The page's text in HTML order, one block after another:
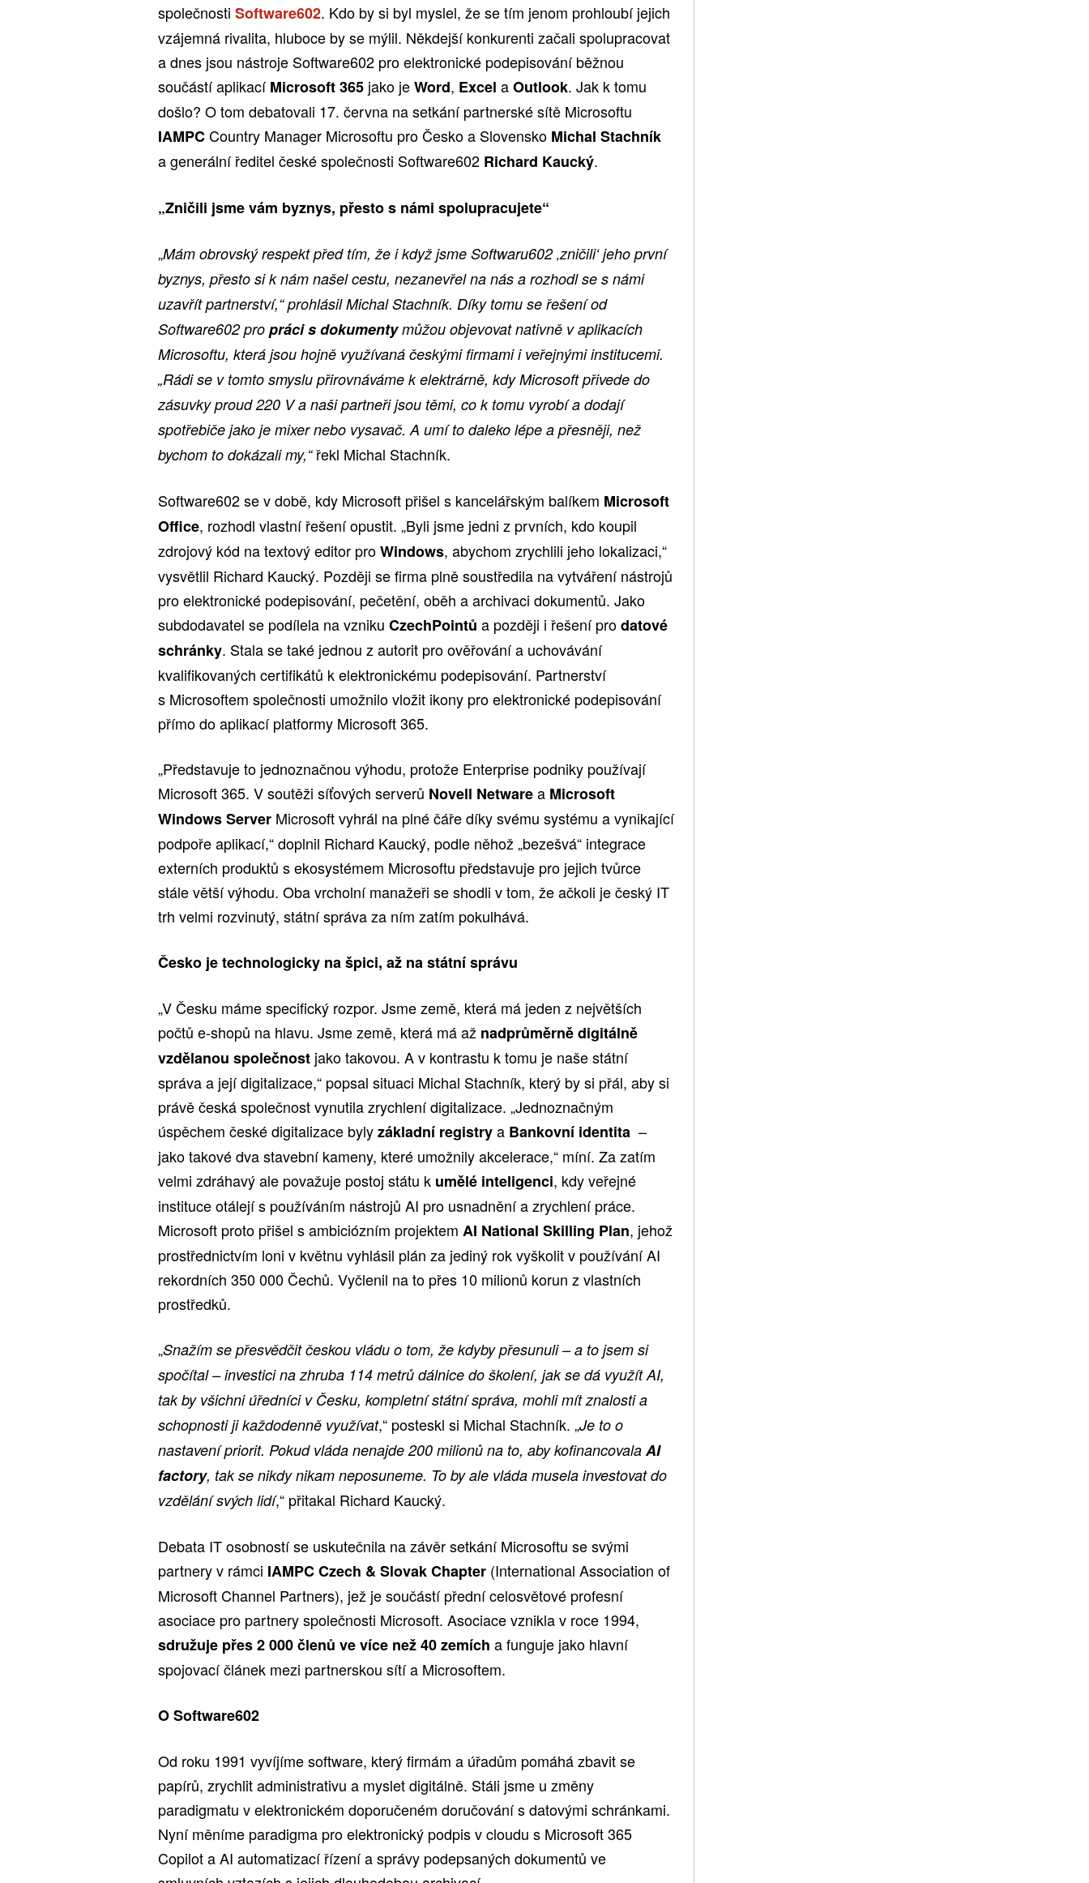
společnosti Software602. Kdo by si byl myslel, že se tím jenom prohloubí jejich
vzájemná rivalita, hluboce by se mýlil. Někdejší konkurenti začali spolupracovat
a dnes jsou nástroje Software602 pro elektronické podepisování běžnou
součástí aplikacíMicrosoft 365 jako jeWord, Excel aOutlook. Jak k tomu
došlo? O tom debatovali 17. června na setkání partnerské sítě Microsoftu
IAMPCCountry Manager Microsoftu pro Česko a Slovensko Michal Stachník
a generální ředitel české společnosti Software602 Richard Kaucký.
„Zničili jsme vám byznys, přesto s námi spolupracujete“
„Mám obrovský respekt před tím, že i když jsme Softwaru602 ‚zničili‘ jeho první
byznys, přesto si k nám našel cestu, nezanevřel na nás a rozhodl se s námi
uzavřít partnerství,“ prohlásil Michal Stachník. Díky tomu se řešení od
Software602 pro práci s dokumentymůžou objevovat nativně v aplikacích
Microsoftu, která jsou hojně využívaná českými firmami i veřejnými institucemi.
„Rádi se v tomto smyslu přirovnáváme k elektrárně, kdy Microsoft přivede do
zásuvky proud 220 V a naši partneři jsou těmi, co k tomu vyrobí a dodají
spotřebiče jako je mixer nebo vysavač. A umí to daleko lépe a přesněji, než
bychom to dokázali my,“řekl Michal Stachník.
Software602 se v době, kdy Microsoft přišel s kancelářským balíkem Microsoft
Office, rozhodl vlastní řešení opustit. „Byli jsme jedni z prvních, kdo koupil
zdrojový kód na textový editor proWindows, abychom zrychlili jeho lokalizaci,“
vysvětlil Richard Kaucký. Později se firma plně soustředila na vytváření nástrojů
pro elektronické podepisování, pečetění, oběh a archivaci dokumentů. Jako
subdodavatel se podílela na vzniku CzechPointů a později i řešení prodatové
schránky. Stala se také jednou z autorit pro ověřování a uchovávání
kvalifikovaných certifikátů k elektronickému podepisování. Partnerství
s Microsoftem společnosti umožnilo vložit ikony pro elektronické podepisování
přímo do aplikací platformy Microsoft 365.
„Představuje to jednoznačnou výhodu, protože Enterprise podniky používají
Microsoft 365. V soutěži síťových serverů Novell Netwarea Microsoft
Windows Server Microsoft vyhrál na plné čáře díky svému systému a vynikající
podpoře aplikací,“ doplnil Richard Kaucký, podle něhož „bezešvá“ integrace
externích produktů s ekosystémem Microsoftu představuje pro jejich tvůrce
stále větší výhodu. Oba vrcholní manažeři se shodli v tom, že ačkoli je český IT
trh velmi rozvinutý, státní správa za ním zatím pokulhává.
Česko je technologicky na špici, až na státní správu
„V Česku máme specifický rozpor. Jsme země, která má jeden z největších
počtů e-shopů na hlavu. Jsme země, která má až nadprůměrně digitálně
vzdělanou společnost jako takovou. A v kontrastu k tomu je naše státní
správa a její digitalizace,“ popsal situaci Michal Stachník, který by si přál, aby si
právě česká společnost vynutila zrychlení digitalizace. „Jednoznačným
úspěchem české digitalizace bylyzákladní registrya Bankovní identita –
jako takové dva stavební kameny, které umožnily akcelerace,“ míní. Za zatím
velmi zdráhavý ale považuje postoj státu k umělé inteligenci, kdy veřejné
instituce otálejí s používáním nástrojů AI pro usnadnění a zrychlení práce.
Microsoft proto přišel s ambiciózním projektem AI National Skilling Plan, jehož
prostřednictvím loni v květnu vyhlásil plán za jediný rok vyškolit v používání AI
rekordních 350 000 Čechů. Vyčlenil na to přes 10 milionů korun z vlastních
prostředků.
„Snažím se přesvědčit českou vládu o tom, že kdyby přesunuli – a to jsem si
spočítal – investici na zhruba 114 metrů dálnice do školení, jak se dá využít AI,
tak by všichni úředníci v Česku, kompletní státní správa, mohli mít znalosti a
schopnosti ji každodenně využívat,“ posteskl si Michal Stachník. „Je to o
nastavení priorit. Pokud vláda nenajde 200 milionů na to, aby kofinancovala AI
factory, tak se nikdy nikam neposuneme. To by ale vláda musela investovat do
vzdělání svých lidí,“ přitakal Richard Kaucký.
Debata IT osobností se uskutečnila na závěr setkání Microsoftu se svými
partnery v rámci IAMPC Czech & Slovak Chapter (International Association of
Microsoft Channel Partners), jež je součástí přední celosvětové profesní
asociace pro partnery společnosti Microsoft. Asociace vznikla v roce 1994,
sdružuje přes 2 000 členů ve více než 40 zemích a funguje jako hlavní
spojovací článek mezi partnerskou sítí a Microsoftem.
O Software602
Od roku 1991 vyvíjíme software, který firmám a úřadům pomáhá zbavit se
papírů, zrychlit administrativu a myslet digitálně. Stáli jsme u změny
paradigmatu v elektronickém doporučeném doručování s datovými schránkami.
Nyní měníme paradigma pro elektronický podpis v cloudu s Microsoft 365
Copilot a AI automatizací řízení a správy podepsaných dokumentů ve